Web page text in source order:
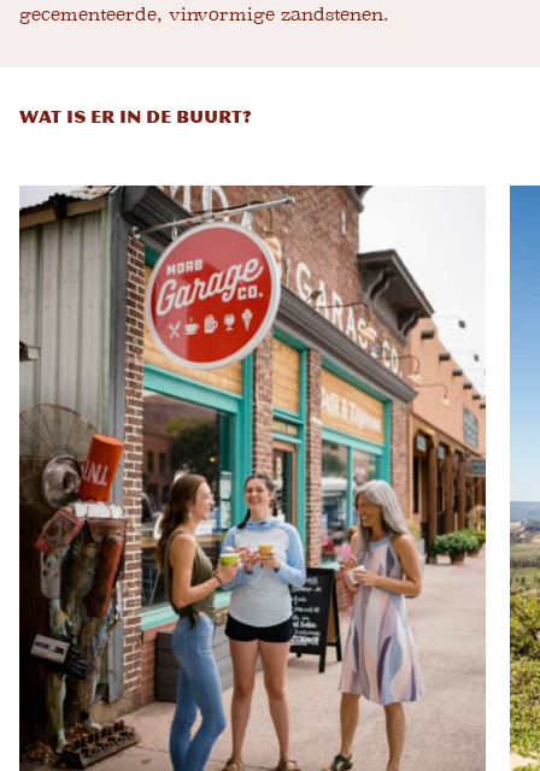
gecementeerde, vinvormige zandstenen.
WAT IS ER IN DE BUURT?